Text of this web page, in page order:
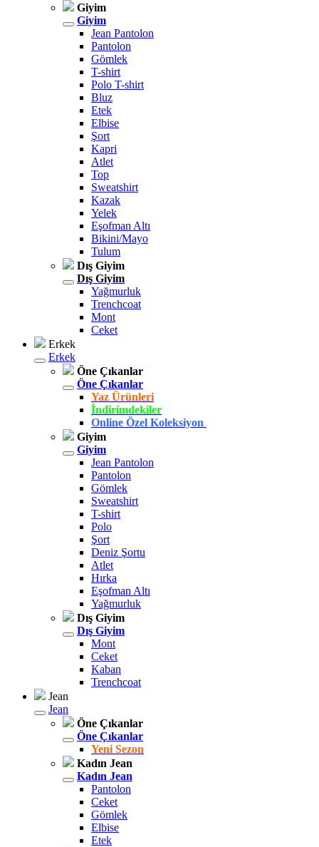
Giyim
Giyim
Jean Pantolon
Pantolon
Gömlek
T-shirt
Polo T-shirt
Bluz
Etek
Elbise
Şort
Kapri
Atlet
Top
Sweatshirt
Kazak
Yelek
Eşofman Altı
Bikini/Mayo
Tulum
Dış Giyim
Dış Giyim
Yağmurluk
Trenchcoat
Mont
Ceket
Erkek
Erkek
Öne Çıkanlar
Öne Çıkanlar
Yaz Ürünleri
İndirimdekiler
Online Özel Koleksiyon
Giyim
Giyim
Jean Pantolon
Pantolon
Gömlek
Sweatshirt
T-shirt
Polo
Şort
Deniz Şortu
Atlet
Hırka
Eşofman Altı
Yağmurluk
Dış Giyim
Dış Giyim
Mont
Ceket
Kaban
Trenchcoat
Jean
Jean
Öne Çıkanlar
Öne Çıkanlar
Yeni Sezon
Kadın Jean
Kadın Jean
Pantolon
Ceket
Gömlek
Elbise
Etek